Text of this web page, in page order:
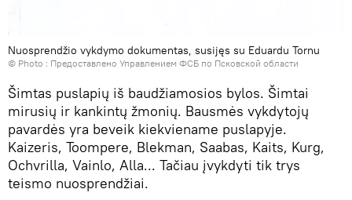
Nuosprendžio vykdymo dokumentas, susijęs su Eduardu Tornu
© Photo : Предоставлено Управлением ФСБ по Псковской области
Šimtas puslapių iš baudžiamosios bylos. Šimtai
mirusių ir kankintų žmonių. Bausmės vykdytojų
pavardės yra beveik kiekviename puslapyje.
Kaizeris, Toompere, Blekman, Saabas, Kaits, Kurg,
Ochvrilla, Vainlo, Alla... Tačiau įvykdyti tik trys
teismo nuosprendžiai.